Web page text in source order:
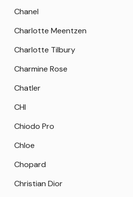
Chanel
Charlotte Meentzen
Charlotte Tilbury
Charmine Rose
Chatler
CHI
Chiodo Pro
Chloe
Chopard
Christian Dior